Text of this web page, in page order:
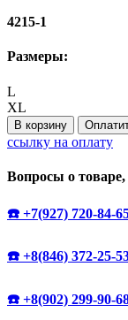
4215-1
Размеры:
L
XL
В корзину
ссылку на оплату
Вопросы о товаре,
☎️ +7(927) 720-84-
☎️ +8(846) 372-25-
☎️ +8(902) 299-90-